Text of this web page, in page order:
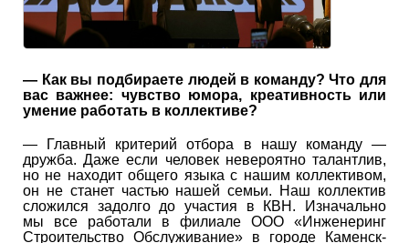
— Как вы подбираете людей в команду? Что для
вас важнее: чувство юмора, креативность или
умение работать в коллективе?
— Главный критерий отбора в нашу команду —
дружба. Даже если человек невероятно талантлив,
но не находит общего языка с нашим коллективом,
он не станет частью нашей семьи. Наш коллектив
сложился задолго до участия в КВН. Изначально
мы все работали в филиале ООО «Инженеринг
Строительство Обслуживание» в городе Каменск-